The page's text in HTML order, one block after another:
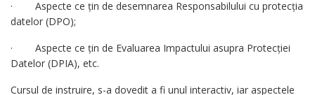
· Aspecte ce țin de desemnarea Responsabilului cu protecția
datelor (DPO);
· Aspecte ce țin de Evaluarea Impactului asupra Protecției
Datelor (DPIA), etc.
Cursul de instruire, s-a dovedit a fi unul interactiv, iar aspectele